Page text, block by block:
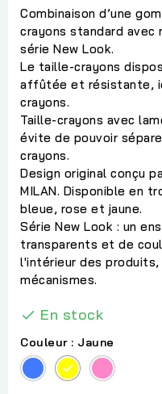
Combinaison d’une
crayons standard avec
série New Look.
Le taille-crayons
affûtée et résistante,
crayons.
Taille-crayons avec
évite de pouvoir
crayons.
Design original conçu
MILAN. Disponible en
bleue, rose et jaune.
Série New Look : un
transparents et de
l'intérieur des
mécanismes.
 En stock
Couleur : Jaune
Bleu JauneRose